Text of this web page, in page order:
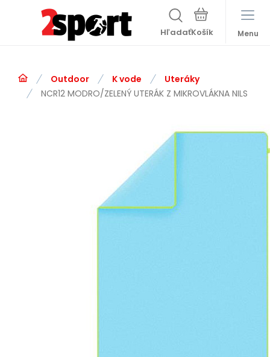
Hľadať Menu
Outdoor K vode
Uteráky
NCR12 MODRO/ZELENÝ UTERÁK Z MIKROVLÁKNA NILS